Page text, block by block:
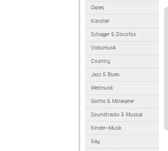
Oldies
Künstler
Schlager & Discofox
Volksmusik
Country
Jazz & Blues
Weltmusik
Gothic & Mittelalter
Soundtracks & Musical
Kinder-Musik
Gay